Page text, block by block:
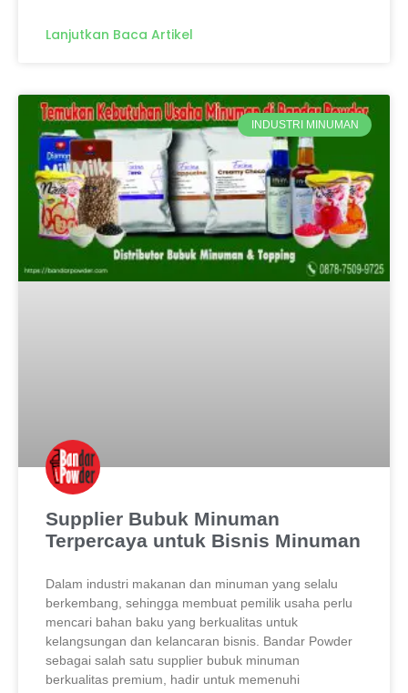
Lanjutkan Baca Artikel
INDUSTRI MINUMAN
Supplier Bubuk Minuman
Terpercaya untuk Bisnis Minuman
Dalam industri makanan dan minuman yang selalu
berkembang, sehingga membuat pemilik usaha perlu
mencari bahan baku yang berkualitas untuk
kelangsungan dan kelancaran bisnis. Bandar Powder
sebagai salah satu supplier bubuk minuman
berkualitas premium, hadir untuk memenuhi